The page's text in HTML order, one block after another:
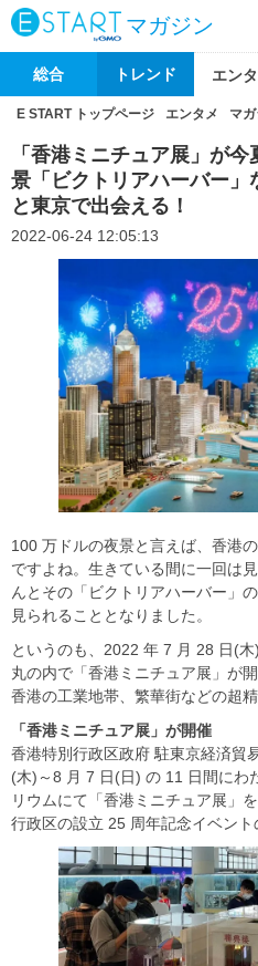
マガジン
総合 トレンド エン
E START トップページ エンタメ マ
「香港ミニチュア展」が
景「ビクトリアハーバー」
と東京で出会える！
2022-06-24 12:05:13
100 万ドルの夜景と言えば、香港
ですよね。生きている間に一回は
んとその「ビクトリアハーバー」
見られることとなりました。
というのも、2022 年 7 月 28 日(
丸の内で「香港ミニチュア展」が
香港の工業地帯、繁華街などの超
「香港ミニチュア展」が開催
香港特別行政区政府 駐東京経済貿
(木)～8 月 7 日(日) の 11 日間にわ
リウムにて「香港ミニチュア展」
行政区の設立 25 周年記念イベント